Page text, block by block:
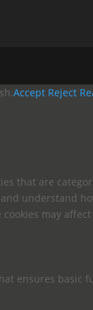
Accept Reject
that are
understand
may
ensures